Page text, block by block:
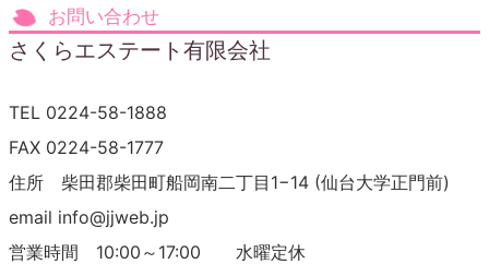
お問い合わせ
さくらエステート有限会社
TEL 0224-58-1888
FAX 0224-58-1777
住所 柴田郡柴田町船岡南二丁目1−14 (仙台大学正門前)
email info@jjweb.jp
営業時間 10:00～17:00 水曜定休